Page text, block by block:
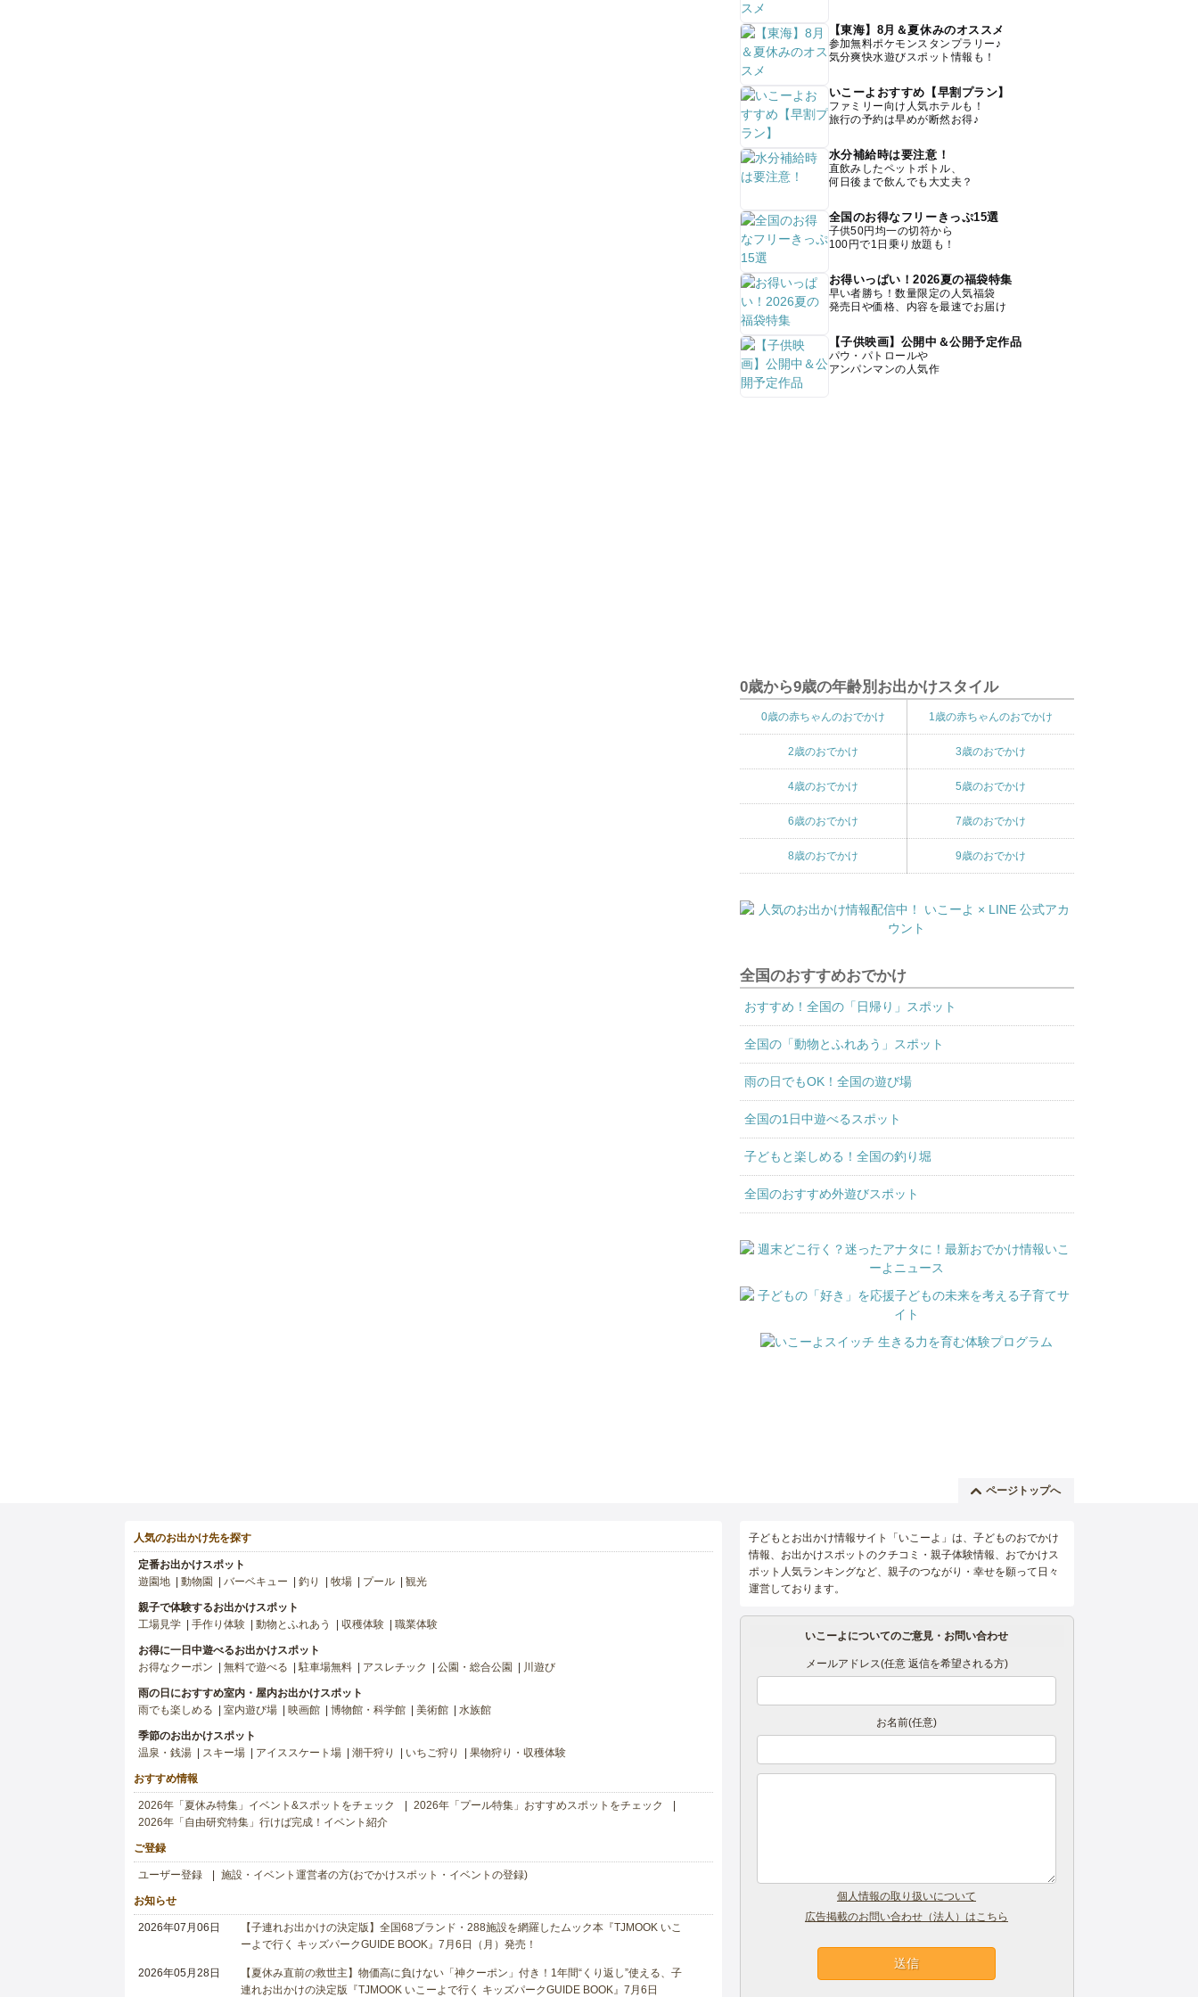
【東海】8月＆夏休みのオススメ
参加無料ポケモンスタンプラリー♪
気分爽快水遊びスポット情報も！
いこーよおすすめ【早割プラン】
ファミリー向け人気ホテルも！
旅行の予約は早めが断然お得♪
水分補給時は要注意！
直飲みしたペットボトル、
何日後まで飲んでも大丈夫？
全国のお得なフリーきっぷ15選
子供50円均一の切符から
100円で1日乗り放題も！
お得いっぱい！2026夏の福袋特集
早い者勝ち！数量限定の人気福袋
発売日や価格、内容を最速でお届け
【子供映画】公開中＆公開予定作品
パウ・パトロールや
アンパンマンの人気作
0歳から9歳の年齢別お出かけスタイル
0歳の赤ちゃんのおでかけ 1歳の赤ちゃんのおでかけ
2歳のおでかけ 3歳のおでかけ
4歳のおでかけ 5歳のおでかけ
6歳のおでかけ 7歳のおでかけ
8歳のおでかけ 9歳のおでかけ
全国のおすすめおでかけ
おすすめ！全国の「日帰り」スポット
全国の「動物とふれあう」スポット
雨の日でもOK！全国の遊び場
全国の1日中遊べるスポット
子どもと楽しめる！全国の釣り堀
全国のおすすめ外遊びスポット
ページトップへ
人気のお出かけ先を探す
定番お出かけスポット
遊園地
動物園 バーベキュー 釣り 牧場 プール 観光
親子で体験するお出かけスポット
工場見学
手作り体験 動物とふれあう 収穫体験 職業体験
お得に一日中遊べるお出かけスポット
お得なクーポン
無料で遊べる 駐車場無料 アスレチック 公園・総合公園 川遊び
雨の日におすすめ室内・屋内お出かけスポット
雨でも楽しめる
室内遊び場 映画館 博物館・科学館 美術館 水族館
季節のお出かけスポット
温泉・銭湯
スキー場 アイススケート場 潮干狩り いちご狩り 果物狩り・収穫体験
おすすめ情報
2026年「夏休み特集」イベント&スポットをチェック
2026年「プール特集」おすすめスポットをチェック
2026年「自由研究特集」行けば完成！イベント紹介
ご登録
ユーザー登録 施設・イベント運営者の方(おでかけスポット・イベントの登録)
お知らせ
2026年07月06日
【子連れお出かけの決定版】全国68ブランド・288施設を網羅したムック本『TJMOOK いこ
ーよで行く キッズパークGUIDE BOOK』7月6日（月）発売！
2026年05月28日
【夏休み直前の救世主】物価高に負けない「神クーポン」付き！1年間“くり返し”使える、子
連れお出かけの決定版『TJMOOK いこーよで行く キッズパークGUIDE BOOK』7月6日
子どもとお出かけ情報サイト「いこーよ」は、子どものおでかけ
情報、お出かけスポットのクチコミ・親子体験情報、おでかけス
ポット人気ランキングなど、親子のつながり・幸せを願って日々
運営しております。
いこーよについてのご意見・お問い合わせ
メールアドレス(任意 返信を希望される方)
お名前(任意)
個人情報の取り扱いについて
広告掲載のお問い合わせ（法人）はこちら